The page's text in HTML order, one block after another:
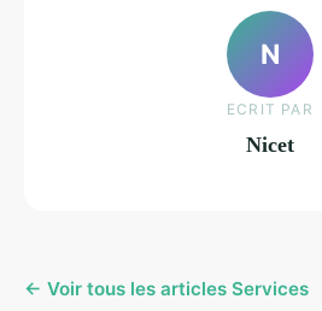
N
ECRIT PAR
Nicet
← Voir tous les articles Services